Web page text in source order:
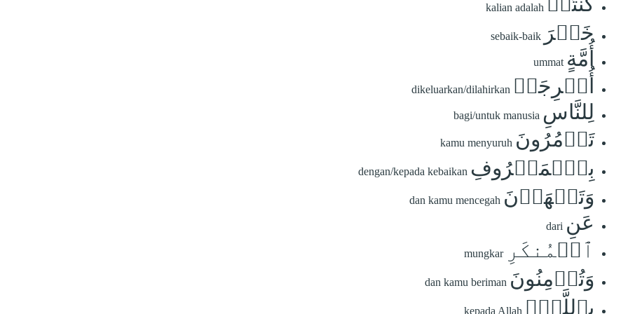
kalian adalah
خَيۡرَ sebaik-baik
أُمَّةٍ ummat
أُخۡرِجَتۡ dikeluarkan/dilahirkan
لِلنَّاسِ bagi/untuk manusia
تَأۡمُرُونَ kamu menyuruh
بِٱلۡمَعۡرُوفِ dengan/kepada kebaikan
وَتَنۡهَوۡنَ dan kamu mencegah
عَنِ dari
ٱلۡمُنكَرِ mungkar
وَتُؤۡمِنُونَ dan kamu beriman
بِٱللَّهِۗ kepada Allah